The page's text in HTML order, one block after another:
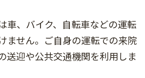
車、バイク、自転車などの運転
ません。ご自身の運転での来院
送迎や公共交通機関を利用しま